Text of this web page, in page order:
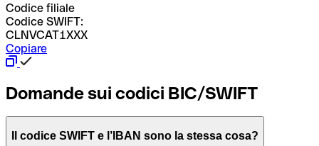
Codice filiale
Codice SWIFT:
CLNVCAT1XXX
Copiare
Domande sui codici BIC/SWIFT
Il codice SWIFT e l’IBAN sono la stessa cosa?